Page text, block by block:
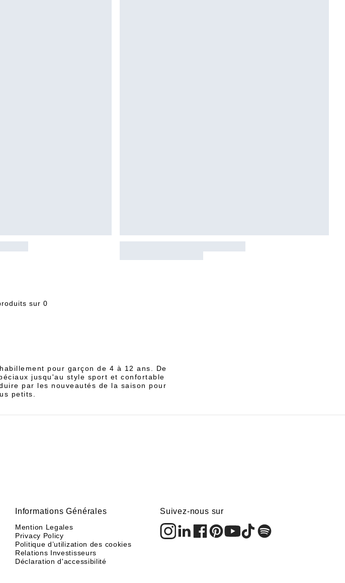
sur 0
pour garçon de 4 à 12 ans. De
jusqu'au style sport et confortable
par les nouveautés de la saison pour
petits.
Informations Générales
Mention Legales
Privacy Policy
Politique d’utilization des cookies
Relations Investisseurs
Déclaration d'accessibilité
Suivez-nous sur